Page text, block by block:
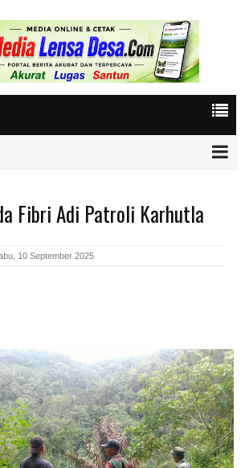
Fibri Adi Patroli Karhutla
10 September 2025